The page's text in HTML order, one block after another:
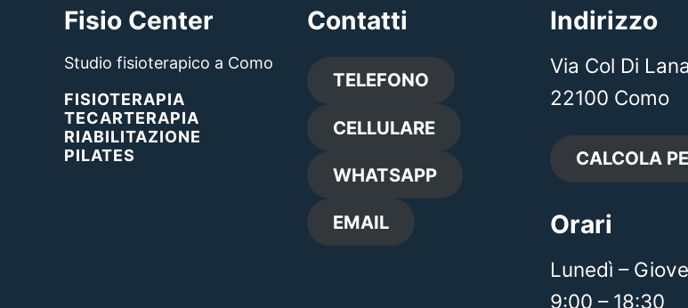
Fisio Center
Studio fisioterapico a Como
FISIOTERAPIA
TECARTERAPIA
RIABILITAZIONE
PILATES
Contatti
TELEFONO
CELLULARE
WHATSAPP
EMAIL
Indirizzo
Via Col Di
22100 Como
CALCOLA
Orari
Lunedì –
9:00 – 18:30